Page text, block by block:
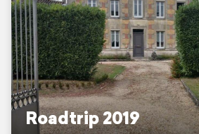
Roadtrip 2019